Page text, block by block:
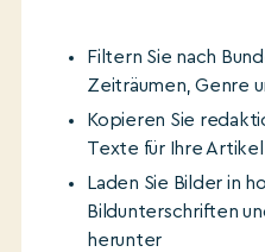
Filtern Sie nach
Zeiträumen, Genre
Kopieren Sie
Texte für Ihre Artikel
Laden Sie Bilder in
Bildunterschriften
herunter